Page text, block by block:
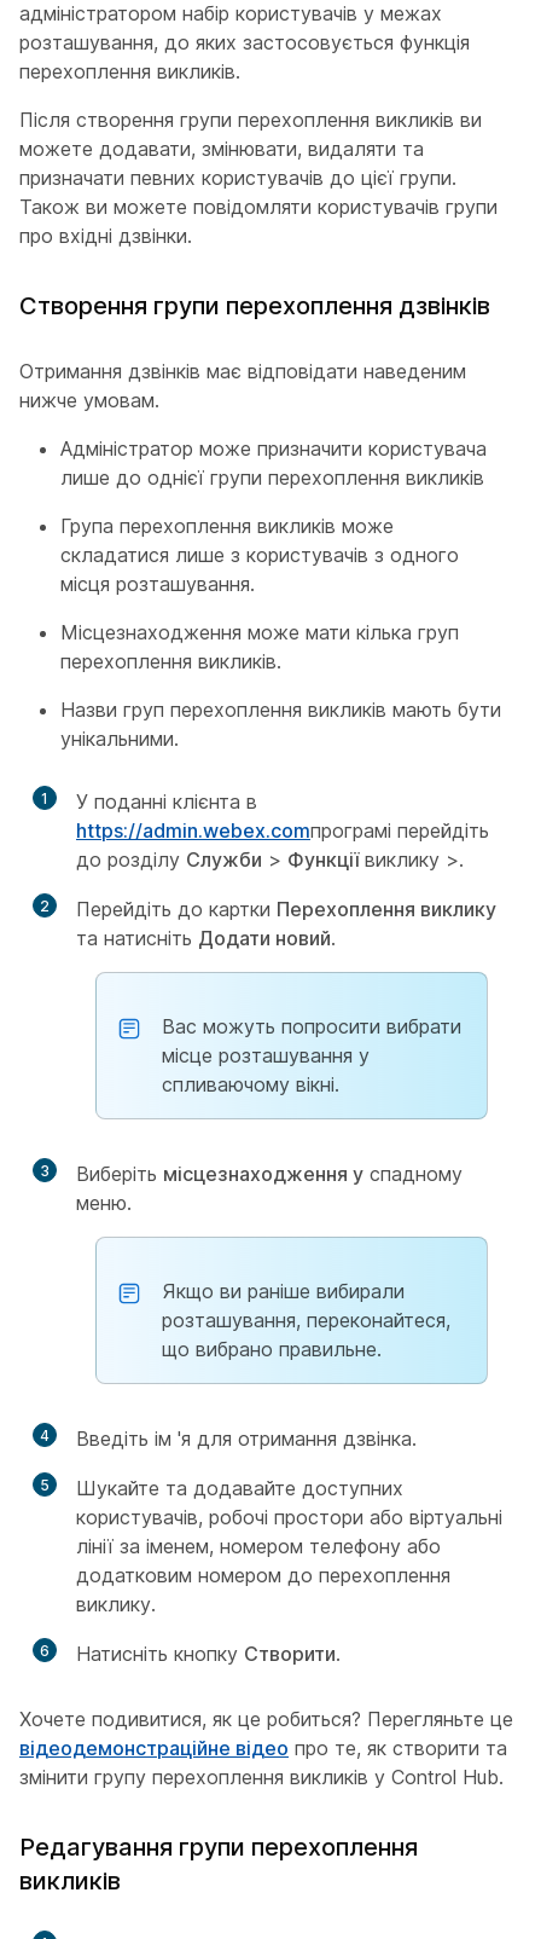
адміністратором набір користувачів у межах
розташування, до яких застосовується функція
перехоплення викликів.
Після створення групи перехоплення викликів ви
можете додавати, змінювати, видаляти та
призначати певних користувачів до цієї групи.
Також ви можете повідомляти користувачів групи
про вхідні дзвінки.
Створення групи перехоплення дзвінків
Отримання дзвінків має відповідати наведеним
нижче умовам.
Адміністратор може призначити користувача
лише до однієї групи перехоплення викликів
Група перехоплення викликів може
складатися лише з користувачів з одного
місця розташування.
Місцезнаходження може мати кілька груп
перехоплення викликів.
Назви груп перехоплення викликів мають бути
унікальними.
1
У поданні клієнта в
https://admin.webex.comпрограмі перейдіть
до розділу Служби > Функціївиклику >.
2 Перейдіть до картки Перехоплення виклику
та натисніть Додати новий.
Вас можуть попросити вибрати
місце розташування у
спливаючому вікні.
3 Виберіть місцезнаходження у спадному
меню.
Якщо ви раніше вибирали
розташування, переконайтеся,
що вибрано правильне.
4 Введіть ім 'я для отримання дзвінка.
5
Шукайте та додавайте доступних
користувачів, робочі простори або віртуальні
лінії за іменем, номером телефону або
додатковим номером до перехоплення
виклику.
6 Натисніть кнопку Створити.
Хочете подивитися, як це робиться? Перегляньте це
відеодемонстраційне відео про те, як створити та
змінити групу перехоплення викликів у Control Hub.
Редагування групи перехоплення
викликів